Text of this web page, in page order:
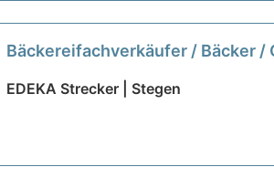
Bäckereifachverkäufer / Bäcker
EDEKA Strecker | Stegen